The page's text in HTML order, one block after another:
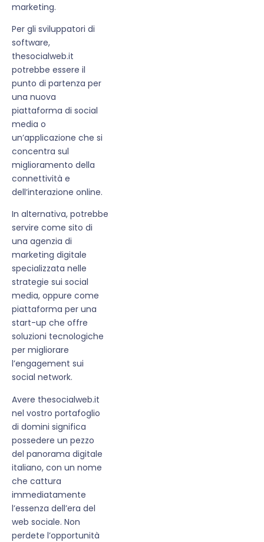
marketing.
Per gli sviluppatori di
software,
thesocialweb.it
potrebbe essere il
punto di partenza per
una nuova
piattaforma di social
media o
un’applicazione che si
concentra sul
miglioramento della
connettività e
dell’interazione online.
In alternativa, potrebbe
servire come sito di
una agenzia di
marketing digitale
specializzata nelle
strategie sui social
media, oppure come
piattaforma per una
start-up che offre
soluzioni tecnologiche
per migliorare
l’engagement sui
social network.
Avere thesocialweb.it
nel vostro portafoglio
di domini significa
possedere un pezzo
del panorama digitale
italiano, con un nome
che cattura
immediatamente
l’essenza dell’era del
web sociale. Non
perdete l’opportunità